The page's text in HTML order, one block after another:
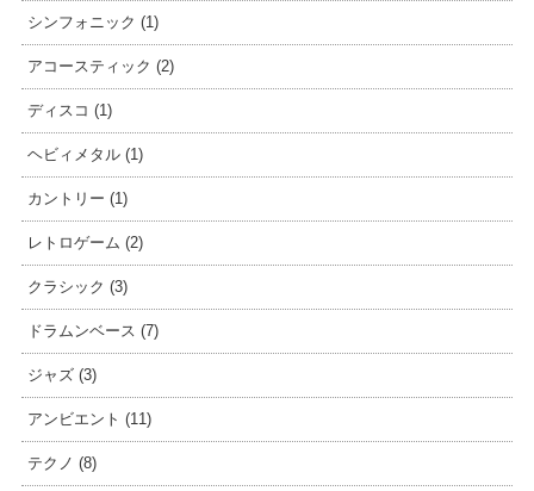
シンフォニック (1)
アコースティック (2)
ディスコ (1)
ヘビィメタル (1)
カントリー (1)
レトロゲーム (2)
クラシック (3)
ドラムンベース (7)
ジャズ (3)
アンビエント (11)
テクノ (8)